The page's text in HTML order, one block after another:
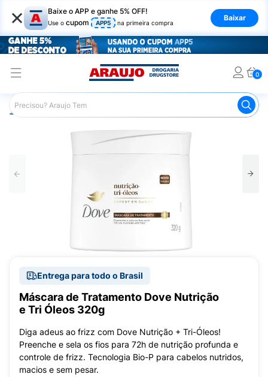
× Baixe o APP e ganhe 5% OFF!
Use o cupom APP5 na primeira compra
Baixar
0
Araujo Cabelo Máscaras
Entrega para todo o Brasil
Máscara de Tratamento Dove Nutrição
e Tri Óleos 320g
Diga adeus ao frizz com Dove Nutrição + Tri-Óleos!
Preenche e sela os fios para 72h de nutrição profunda e
controle de frizz. Tecnologia Bio-P para cabelos nutridos,
macios e sem pesar.